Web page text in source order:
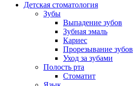
Детская стоматология
Зубы
Выпадение зубов
Зубная эмаль
Кариес
Прорезывание зубов
Уход за зубами
Полость рта
Стоматит